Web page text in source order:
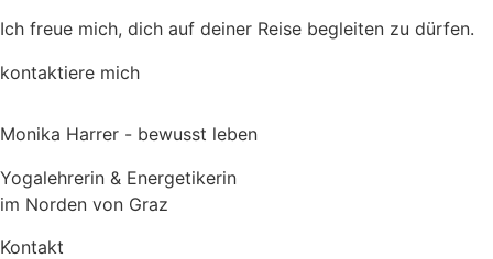
Ich freue mich, dich auf deiner Reise begleiten zu dürfen.
kontaktiere mich
Monika Harrer - bewusst leben
Yogalehrerin & Energetikerin
im Norden von Graz
Kontakt